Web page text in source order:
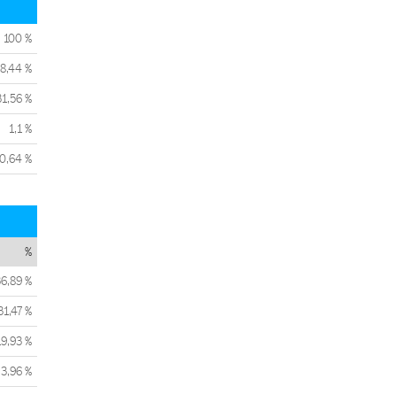
100 %
%
%
1,1 %
0,64 %
%
%
%
%
3,96 %